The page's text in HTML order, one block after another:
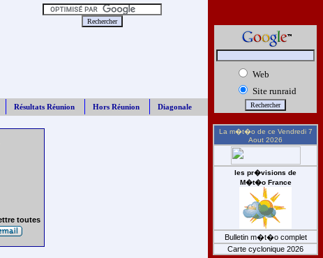
Résultats Réunion Hors Réunion Diagonale
toutes
Web
Site runraid
La m�t�o de ce Vendredi 7
Aout 2026
les pr�visions de
M�t�o France
Bulletin m�t�o complet
Carte cyclonique 2026